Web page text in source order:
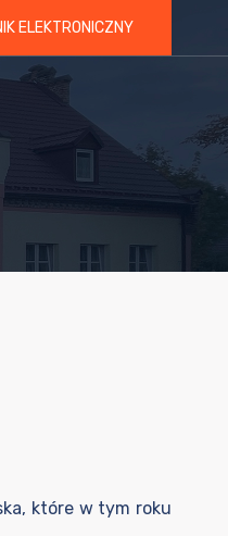
ELEKTRONICZNY
które w tym roku